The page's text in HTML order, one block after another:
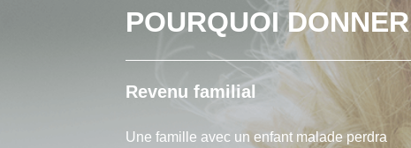
POURQUOI DONNER
Revenu familial
Une famille avec un enfant malade perdra